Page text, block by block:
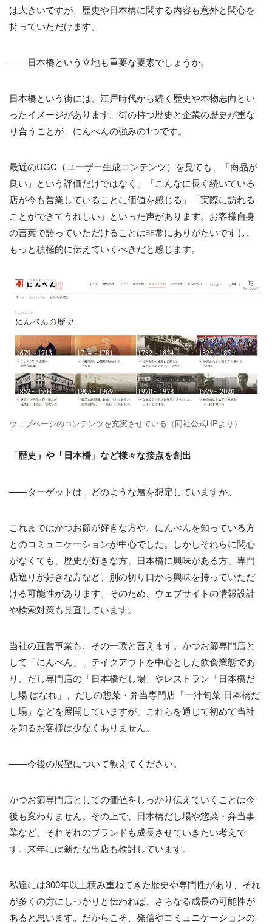
は大きいですが、歴史や日本橋に関する内容も意外と関心を
持っていただけます。
――日本橋という立地も重要な要素でしょうか。
日本橋という街には、江戸時代から続く歴史や本物志向とい
ったイメージがあります。街の持つ歴史と企業の歴史が重な
り合うことが、にんべんの強みの1つです。
最近のUGC（ユーザー生成コンテンツ）を見ても、「商品が
良い」という評価だけではなく、「こんなに長く続いている
店が今も営業していることに価値を感じる」「実際に訪れる
ことができてうれしい」といった声があります。お客様自身
の言葉で語っていただけることは非常にありがたいですし、
もっと積極的に伝えていくべきだと感じます。
ウェブページのコンテンツを充実させている（同社公式HPより）
「歴史」や「日本橋」など様々な接点を創出
――ターゲットは、どのような層を想定していますか。
これまではかつお節が好きな方や、にんべんを知っている方
とのコミュニケーションが中心でした。しかしそれらに関心
がなくても、歴史が好きな方、日本橋に興味がある方、専門
店巡りが好きな方など、別の切り口から興味を持っていただ
ける可能性があります。そのため、ウェブサイトの情報設計
や検索対策も見直しています。
当社の直営事業も、その一環と言えます。かつお節専門店と
して「にんべん」、テイクアウトを中心とした飲食業態であ
り、だし専門店の「日本橋だし場」やレストラン「日本橋だ
し場 はなれ」、だしの惣菜・弁当専門店「一汁旬菜 日本橋だ
し場」などを展開していますが、これらを通じて初めて当社
を知るお客様は少なくありません。
――今後の展望について教えてください。
かつお節専門店としての価値をしっかり伝えていくことは今
後も変わりません。その上で、日本橋だし場や惣菜・弁当事
業など、それぞれのブランドも成長させていきたい考えで
す。来年には新たな出店も検討しています。
私達には300年以上積み重ねてきた歴史や専門性があり、それ
が多くの方にしっかりと伝われば、さらなる成長の可能性が
あると思います。だからこそ、発信やコミュニケーションの